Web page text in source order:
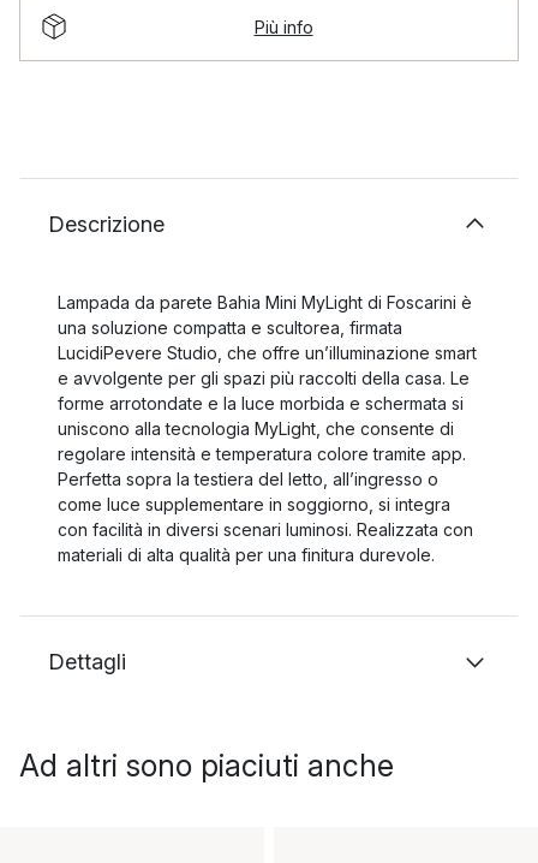
Più info
Descrizione
Lampada da parete Bahia Mini MyLight di Foscarini è
una soluzione compatta e scultorea, firmata
LucidiPevere Studio, che offre un’illuminazione smart
e avvolgente per gli spazi più raccolti della casa. Le
forme arrotondate e la luce morbida e schermata si
uniscono alla tecnologia MyLight, che consente di
regolare intensità e temperatura colore tramite app.
Perfetta sopra la testiera del letto, all’ingresso o
come luce supplementare in soggiorno, si integra
con facilità in diversi scenari luminosi. Realizzata con
materiali di alta qualità per una finitura durevole.
Dettagli
Ad altri sono piaciuti anche